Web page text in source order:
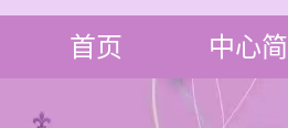
首页 中心